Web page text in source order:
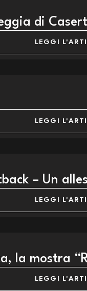
di
LEGGI
LEGGI
– Un
LEGGI
la mostra
LEGGI